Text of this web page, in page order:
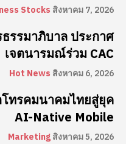
Stocks สิงหาคม 7, 2026
รรมาภิบาล ประกาศ
เจตนารมณ์ร่วม CAC
Hot News สิงหาคม 6, 2026
ทรคมนาคมไทยสู่ยุค
AI-Native Mobile
Marketingสิงหาคม 5, 2026